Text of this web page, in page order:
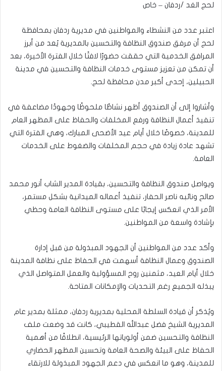
لحج الغد /ردفان – خاص
اعتبر عدد من النشطاء والمواطنين في مديرية ردفان بمحافظة
لحج أن مرفق صندوق النظافة والتحسين بالمديرية يُعد من أبرز
المرافق الخدمية التي حققت حضورًا لافتًا خلال الفترة الأخيرة، بعد
أن تمكن من تعزيز مستوى خدمات النظافة والتحسين في مدينة
الحبيلين، إحدى أكبر مدن محافظة لحج.
وأشاروا إلى أن الصندوق أظهر نشاطًا ملحوظًا وجهودًا مضاعفة في
تنفيذ أعمال النظافة ورفع المخلفات والحفاظ على المظهر العام
للمدينة، خصوصًا خلال أيام عيد الأضحى المبارك، وهي الفترة التي
تشهد عادة زيادة في حجم المخلفات والضغوط على الخدمات
العامة.
ويواصل صندوق النظافة والتحسين، بقيادة المدير الشاب أنور محمد
صالح ونائبه ناصر الحفار، تنفيذ أعماله الميدانية بشكل مستمر،
الأمر الذي انعكس إيجابًا على مستوى النظافة العامة وحظي
بإشادة واسعة من المواطنين.
وأكد عدد من المواطنين أن الجهود المبذولة من قبل إدارة
الصندوق وعمال النظافة أسهمت في الحفاظ على نظافة المدينة
خلال أيام العيد، مثمنين روح المسؤولية والعمل المتواصل الذي
يبذله الجميع رغم التحديات والإمكانات المتاحة.
ويُذكر أن قيادة السلطة المحلية بمديرية ردفان، ممثلة بمدير عام
المديرية الشيخ فضل عبدالله القطيبي، كانت قد وضعت ملف
النظافة والتحسين ضمن أولوياتها الرئيسية، انطلاقًا من أهمية
الحفاظ على البيئة والصحة العامة وتحسين المظهر الحضاري
للمدينة، وهو ما انعكس في دعم الجهود المبذولة للارتقاء